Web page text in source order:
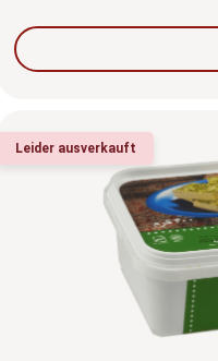
Leider ausverkauft